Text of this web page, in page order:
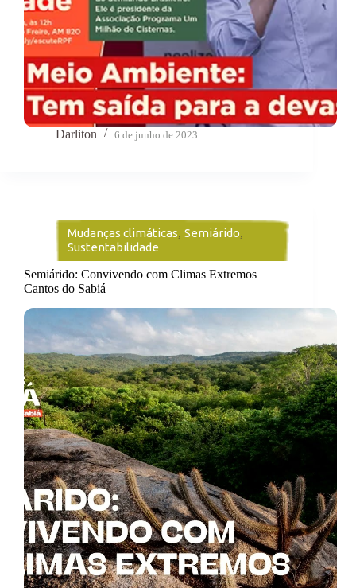
Darliton 6 de junho de 2023
Mudanças climáticas, Semiárido,
Sustentabilidade
Semiárido: Convivendo com Climas Extremos |
Cantos do Sabiá